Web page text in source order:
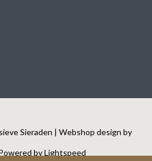
Sieraden | Webshop design by
byLightspeed